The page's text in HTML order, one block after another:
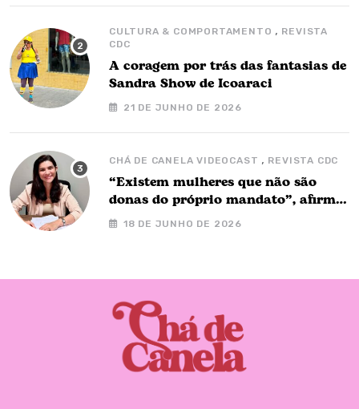
CULTURA & COMPORTAMENTO , REVISTA
CDC
A coragem por trás das fantasias de
Sandra Show de Icoaraci
21 DE JUNHO DE 2026
CHÁ DE CANELA VIDEOCAST , REVISTA CDC
“Existem mulheres que não são
donas do próprio mandato”, afirma
Nay Barbalho no Chá de Canela
18 DE JUNHO DE 2026